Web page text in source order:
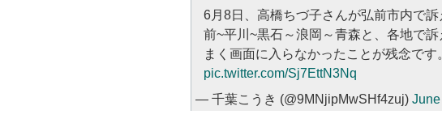
6月8日、高橋ちづ子さんが弘前市内で
前~平川~黒石～浪岡～青森と、各地で
まく画面に入らなかったことが残念です
pic.twitter.com/Sj7EttN3Nq
— 千葉こうき (@9MNjipMwSHf4zuj)